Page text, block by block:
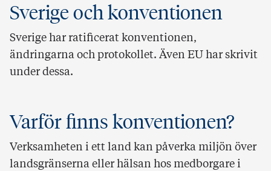
Sverige och konventionen
Sverige har ratificerat konventionen,
ändringarna och protokollet. Även EU har skrivit
under dessa.
Varför finns konventionen?
Verksamheten i ett land kan påverka miljön över
landsgränserna eller hälsan hos medborgare i